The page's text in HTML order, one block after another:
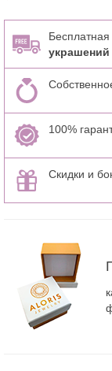
Бесплатная
100%
Скидки и